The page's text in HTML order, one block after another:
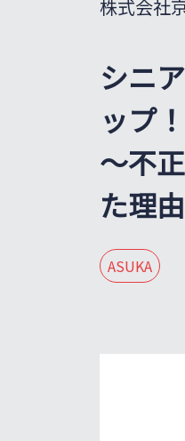
株式会社
シニ
ップ！
～不
た理
ASUKA